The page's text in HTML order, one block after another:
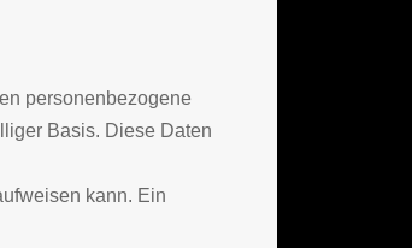
personenbezogene
Basis. Diese Daten
kann. Ein